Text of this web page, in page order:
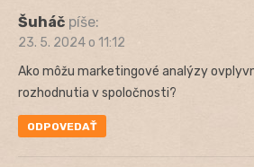
Šuháč píše:
23. 5. 2024 o 11:12
Ako môžu marketingové analýzy
rozhodnutia v spoločnosti?
ODPOVEDAŤ